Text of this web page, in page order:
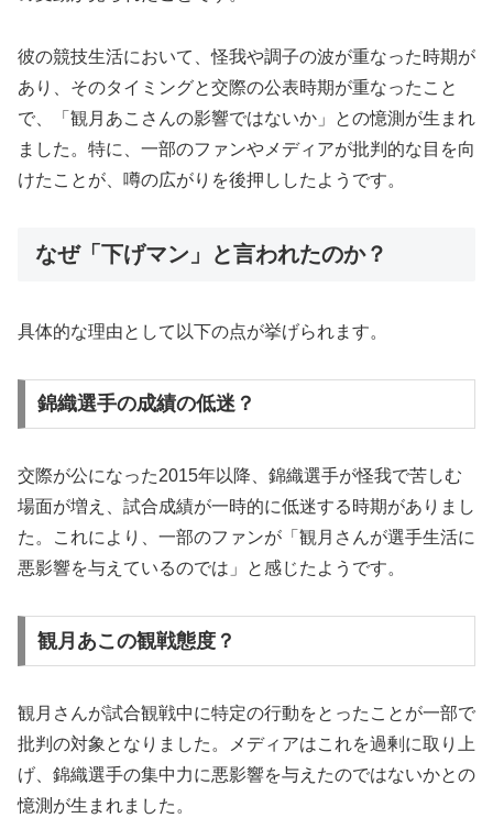
彼の競技生活において、怪我や調子の波が重なった時期が
あり、そのタイミングと交際の公表時期が重なったこと
で、「観月あこさんの影響ではないか」との憶測が生まれ
ました。特に、一部のファンやメディアが批判的な目を向
けたことが、噂の広がりを後押ししたようです。
なぜ「下げマン」と言われたのか？
具体的な理由として以下の点が挙げられます。
錦織選手の成績の低迷？
交際が公になった2015年以降、錦織選手が怪我で苦しむ
場面が増え、試合成績が一時的に低迷する時期がありまし
た。これにより、一部のファンが「観月さんが選手生活に
悪影響を与えているのでは」と感じたようです。
観月あこの観戦態度？
観月さんが試合観戦中に特定の行動をとったことが一部で
批判の対象となりました。メディアはこれを過剰に取り上
げ、錦織選手の集中力に悪影響を与えたのではないかとの
憶測が生まれました。